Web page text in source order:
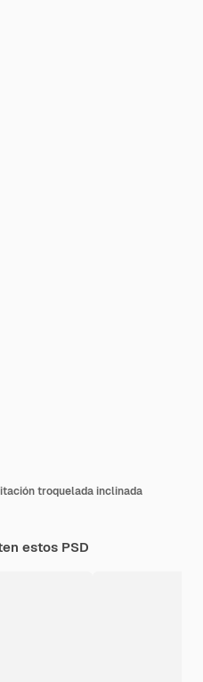
troquelada inclinada
estos PSD